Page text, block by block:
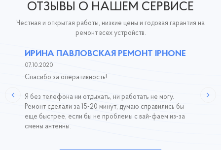
ОТЗЫВЫ О НАШЕМ СЕРВИСЕ
Честная и открытая работы, низкие цены и годовая гарантия на
ремонт всех устройств.
ИРИНА ПАВЛОВСКАЯ РЕМОНТ IPHONE
07.10.2020
Спасибо за оперативность!
Я без телефона ни отдыхать, ни работать не могу.
Ремонт сделали за 15-20 минут, думаю справились бы
еще быстрее, если бы не проблемы с вай-фаем из-за
смены антенны.